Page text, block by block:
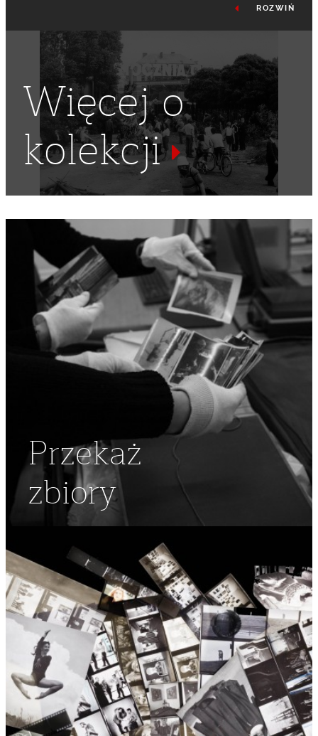
NSZZ "SOLIDARNOŚĆ" SIERPIEŃ '80 STOCZNIA
ROZWIŃ
Więcej o
kolekcji
Przekaż
zbiory